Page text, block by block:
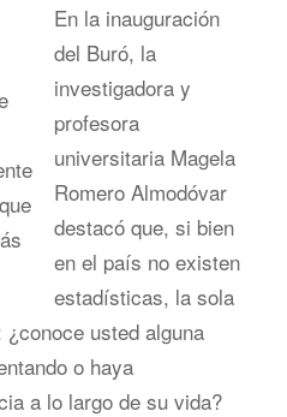
En la inauguración
del Buró, la
investigadora y
profesora
universitaria Magela
Romero Almodóvar
destacó que, si bien
en el país no existen
estadísticas, la sola
usted alguna
o haya
a lo largo de su vida?